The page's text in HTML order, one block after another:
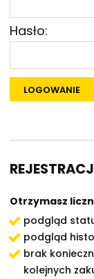
Hasło:
LOGOWANIE
Otrzymasz
podgląd
podgląd
brak
kolejnych